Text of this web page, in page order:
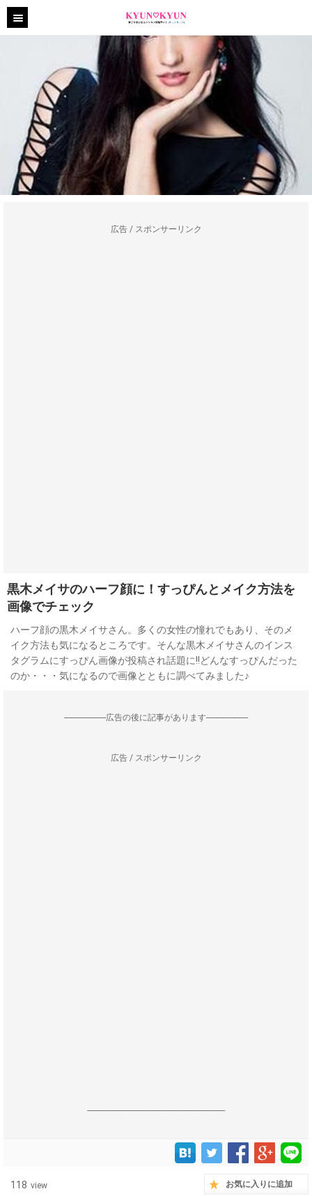
広告 / スポンサーリンク
黒木メイサのハーフ顔に！すっぴんとメイク方法を
画像でチェック
ハーフ顔の黒木メイサさん。多くの女性の憧れでもあり、そのメ
イク方法も気になるところです。そんな黒木メイサさんのインス
タグラムにすっぴん画像が投稿され話題に!!どんなすっぴんだった
のか・・・気になるので画像とともに調べてみました♪
--------------------広告の後に記事があります--------------------
広告 / スポンサーリンク
------------------------------------------------------------------
118 view お気に入りに追加